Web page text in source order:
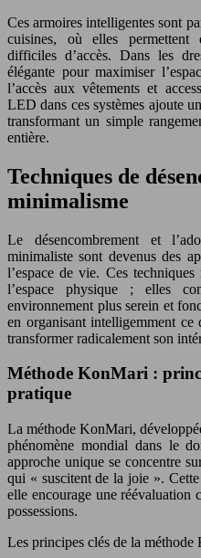
Ces armoires intelligentes sont
cuisines, où elles permettent
difficiles d’accès. Dans les
élégante pour maximiser
l’accès aux vêtements et
LED dans ces systèmes ajoute
transformant un simple
entière.
Techniques de
minimalisme
Le désencombrement et
minimaliste sont devenus des
l’espace de vie. Ces
l’espace physique ; elles
environnement plus serein et
en organisant intelligemment ce
transformer radicalement son
Méthode KonMari :
pratique
La méthode KonMari,
phénomène mondial dans le
approche unique se concentre
qui « suscitent de la joie ».
elle encourage une réévaluation
possessions.
Les principes clés de la